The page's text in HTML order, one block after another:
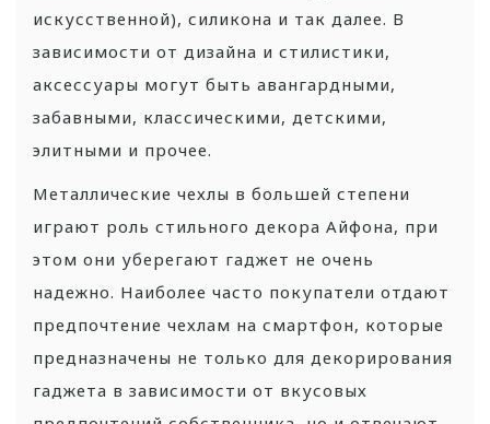
искусственной), силикона и так далее. В
зависимости от дизайна и стилистики,
аксессуары могут быть авангардными,
забавными, классическими, детскими,
элитными и прочее.
Металлические чехлы в большей степени
играют роль стильного декора Айфона, при
этом они уберегают гаджет не очень
надежно. Наиболее часто покупатели отдают
предпочтение чехлам на смартфон, которые
предназначены не только для декорирования
гаджета в зависимости от вкусовых